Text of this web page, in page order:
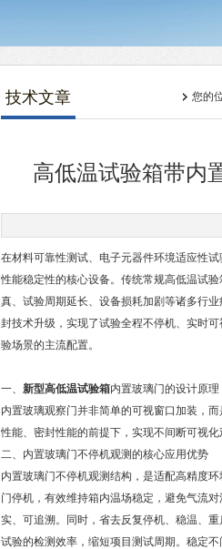
技术文章 您的
高低温试验箱带内
在材料可靠性测试、电子元器件环境适应性
性能稳定性的核心设备。传统常规高低温试
真、试验周期延长、设备损耗加剧等诸多行
封技术升级，实现了试验全程不停机、实时
验场景的主流配置。
一、 新型高低温试验箱内置玻璃门的设计原理
内置玻璃观察门并非简单的可视窗口加装，
性能、密封性能的前提下，实现不间断可视化
二、内置玻璃门不停机观测的核心应用优势
内置玻璃门不停机观测结构，是适配高精度
门停机，有效维持箱内温场稳定，避免气流
实、可追溯。同时，省去反复停机、稳温、
试验的检测效率，缩短项目测试周期。稳定